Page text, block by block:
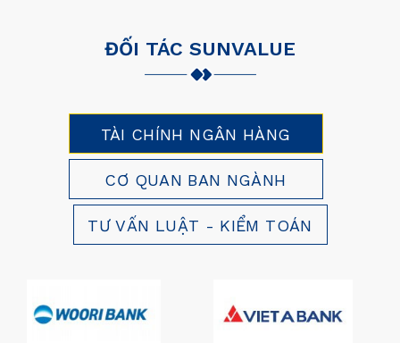
ĐỐI TÁC SUNVALUE
TÀI CHÍNH NGÂN HÀNG
CƠ QUAN BAN NGÀNH
TƯ VẤN LUẬT - KIỂM TOÁN